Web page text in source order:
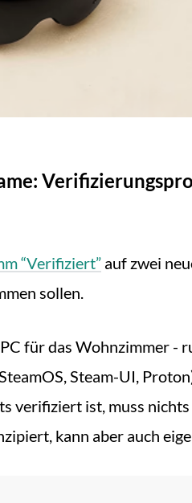
“Verifiziert”auf zwei
sollen.
für das Wohnzimmer -
Steam-UI,
verifiziert ist, muss
kann aber auch